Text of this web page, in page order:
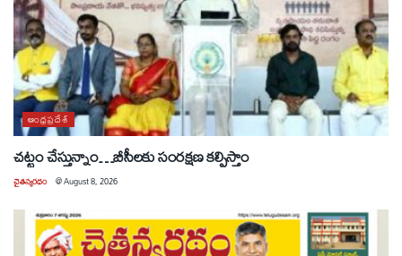
ఆంధ్రప్రదేశ్
చట్టం చేస్తున్నాం…బీసీలకు సంరక్షణ కల్పిస్తాం
చైతన్యరధం @August 8, 2026